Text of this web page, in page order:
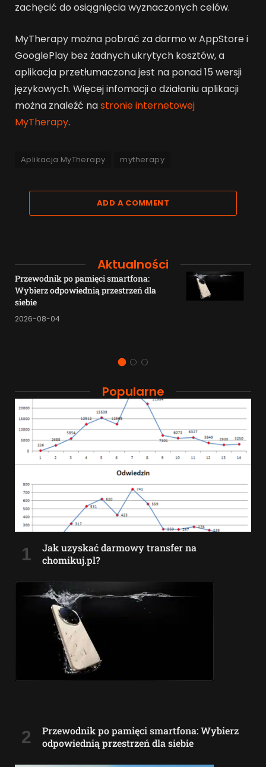
zachęcić do osiągnięcia wyznaczonych celów.
MyTherapy można pobrać za darmo w AppStore i
GooglePlay bez żadnych ukrytych kosztów, a
aplikacja przetłumaczona jest na ponad 15 wersji
językowych. Więcej infomacji o działaniu aplikacji
można znaleźć nastronie internetowej
MyTherapy.
Aplikacja MyTherapy mytherapy
ADD A COMMENT
Aktualności
Przewodnik po pamięci smartfona:
Wybierz odpowiednią przestrzeń dla
siebie
2026-08-04
Popularne
Jak uzyskać darmowy transfer na
chomikuj.pl?
Przewodnik po pamięci smartfona: Wybierz
odpowiednią przestrzeń dla siebie